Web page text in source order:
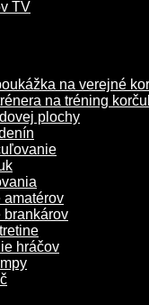
TV
na verejné
na tréning
plochy
amatérov
brankárov
hráčov